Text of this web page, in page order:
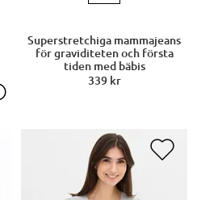
Superstretchiga mammajeans
för graviditeten och första
tiden med bäbis
339 kr